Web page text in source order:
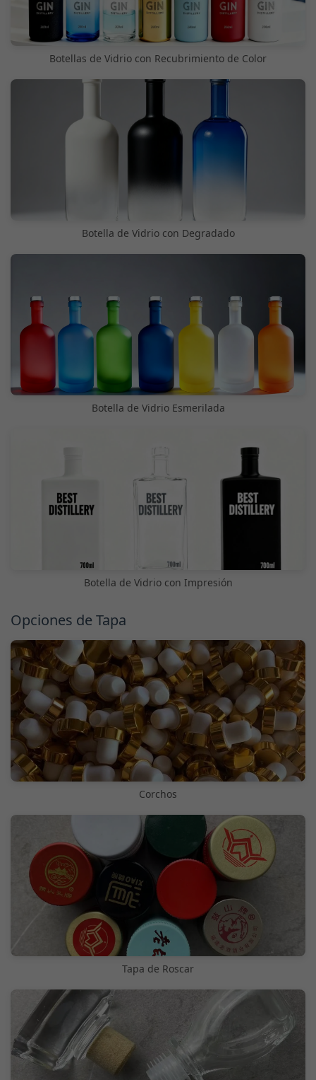
Botellas de Vidrio con Recubrimiento de Color
Botella de Vidrio con Degradado
Botella de Vidrio Esmerilada
Botella de Vidrio con Impresión
Opciones de Tapa
Corchos
Tapa de Roscar